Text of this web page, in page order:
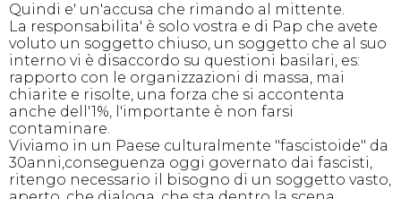
Quindi e' un'accusa che rimando al mittente.
La responsabilita' è solo vostra e di Pap che avete
voluto un soggetto chiuso, un soggetto che al suo
interno vi è disaccordo su questioni basilari, es:
rapporto con le organizzazioni di massa, mai
chiarite e risolte, una forza che si accontenta
anche dell'1%, l'importante è non farsi
contaminare.
Viviamo in un Paese culturalmente "fascistoide" da
30anni,conseguenza oggi governato dai fascisti,
ritengo necessario il bisogno di un soggetto vasto,